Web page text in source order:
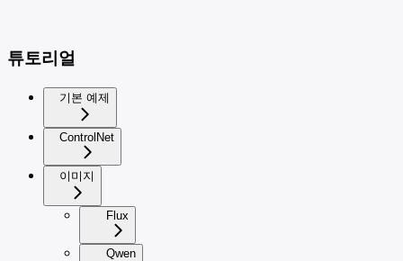
튜토리얼
기본 예제
ControlNet
이미지
Flux
Qwen